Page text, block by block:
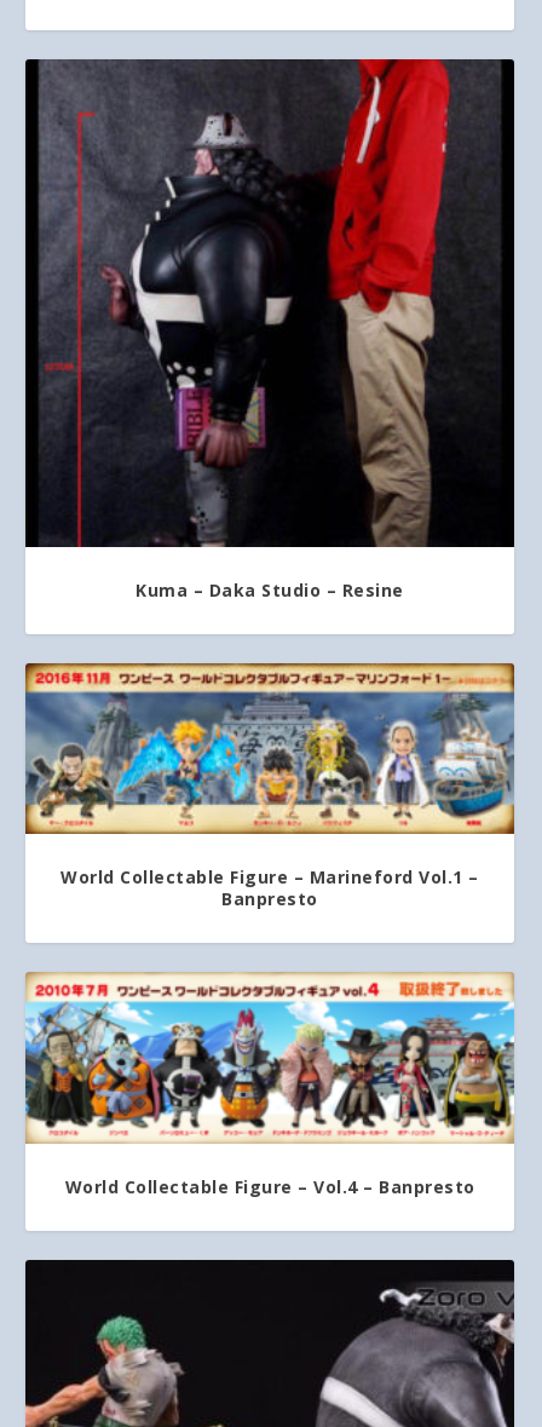
Kuma – Daka Studio – Resine
World Collectable Figure – Marineford Vol.1 –
Banpresto
World Collectable Figure – Vol.4 – Banpresto